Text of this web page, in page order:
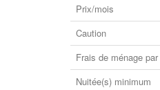
Prix/mois
Caution
Frais de ménage
Nuitée(s) minimum